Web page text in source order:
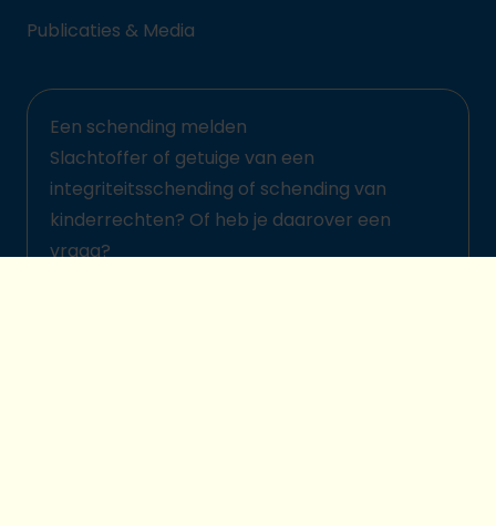
Publicaties & Media
Een schending melden
Slachtoffer of getuige van een
integriteitsschending of schending van
kinderrechten? Of heb je daarover een
vraag?